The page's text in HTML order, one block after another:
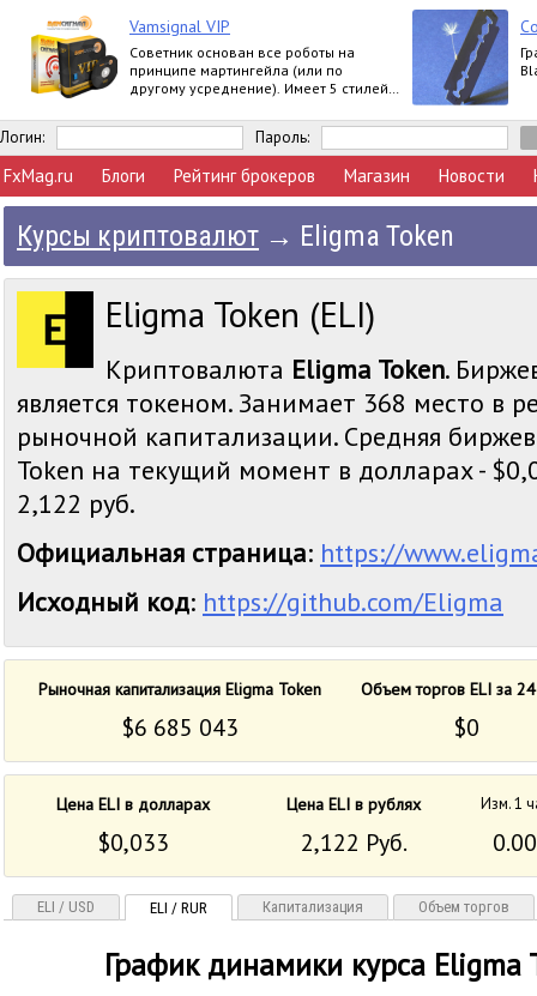
Vamsignal VIP
Советник основан все роботы на
принципе мартингейла (или по
другому усреднение). Имеет 5 стилей
Логин: Пароль:
FxMag.ru Блоги Рейтинг брокеров Магазин Новости
Курсы криптовалют → Eligma Token
Eligma Token (ELI)
Криптовалюта Eligma Token.
является токеном. Занимает 368 место в
рыночной капитализации. Средняя
Token на текущий момент в долларах -
2,122 руб.
Официальная страница: https://
Исходный код: https://github.com/Eligma
Рыночная капитализация Eligma Token Объем торгов ELI за
$6 685 043 $0
Цена ELI в долларах Цена ELI в рублях Изм. 1
$0,033 2,122 Руб. 0.00
ELI / USD ELI / RUR Капитализация Объем торгов
График динамики курса Eligma